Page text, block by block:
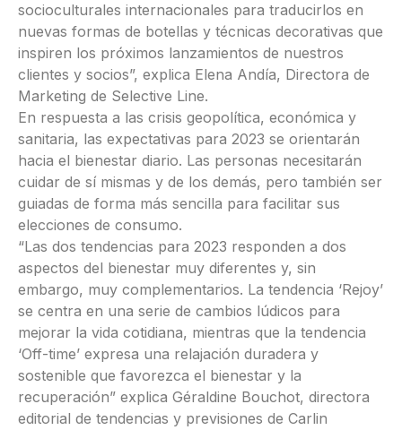
socioculturales internacionales para traducirlos en
nuevas formas de botellas y técnicas decorativas que
inspiren los próximos lanzamientos de nuestros
clientes y socios”, explica Elena Andía, Directora de
Marketing de Selective Line.
En respuesta a las crisis geopolítica, económica y
sanitaria, las expectativas para 2023 se orientarán
hacia el bienestar diario. Las personas necesitarán
cuidar de sí mismas y de los demás, pero también ser
guiadas de forma más sencilla para facilitar sus
elecciones de consumo.
“Las dos tendencias para 2023 responden a dos
aspectos del bienestar muy diferentes y, sin
embargo, muy complementarios. La tendencia ‘Rejoy’
se centra en una serie de cambios lúdicos para
mejorar la vida cotidiana, mientras que la tendencia
‘Off-time’ expresa una relajación duradera y
sostenible que favorezca el bienestar y la
recuperación” explica Géraldine Bouchot, directora
editorial de tendencias y previsiones de Carlin